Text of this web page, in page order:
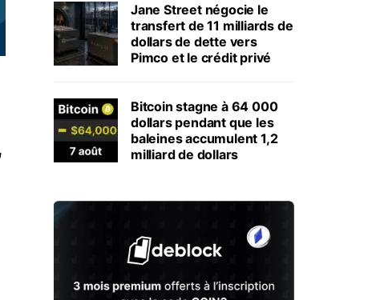
Jane Street négocie le
transfert de 11 milliards de
dollars de dette vers
Pimco et le crédit privé
Bitcoin stagne à 64 000
dollars pendant que les
baleines accumulent 1,2
milliard de dollars